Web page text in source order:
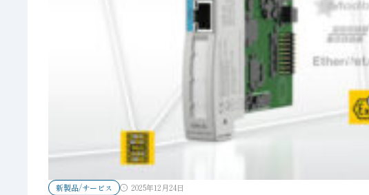
新製品/サービス 2025年12月24日